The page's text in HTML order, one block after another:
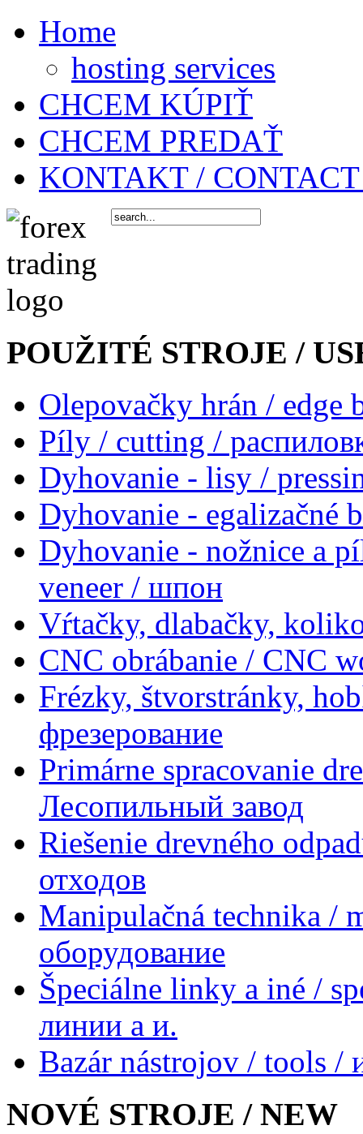
Home
hosting services
CHCEM KÚPIŤ
CHCEM PREDAŤ
KONTAKT /
POUŽITÉ STROJE /
Olepovačky hrán / edge
Píly / cutting /
Dyhovanie - lisy /
Dyhovanie - egalizačné
Dyhovanie - nožnice a
veneer / шпон
Vŕtačky, dlabačky,
CNC obrábanie / CNC
Frézky, štvorstránky,
фрезерование
Primárne spracovanie
Лесопильный завод
Riešenie drevného
отходов
Manipulačná technika /
оборудование
Špeciálne linky a iné /
линии a и.
Bazár nástrojov / tools /
NOVÉ STROJE / NEW